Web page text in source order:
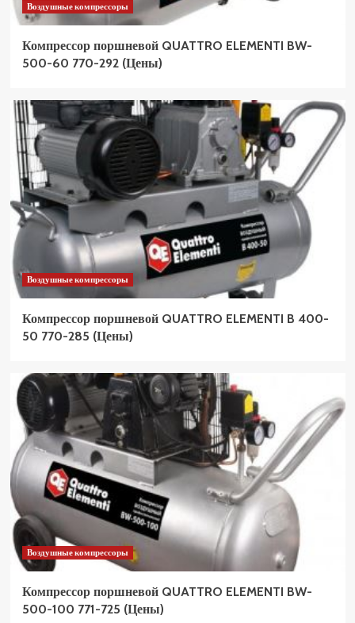
Воздушные компрессоры
Компрессор поршневой QUATTRO ELEMENTI BW-
500-60 770-292 (Цены)
Воздушные компрессоры
Компрессор поршневой QUATTRO ELEMENTI B 400-
50 770-285 (Цены)
Воздушные компрессоры
Компрессор поршневой QUATTRO ELEMENTI BW-
500-100 771-725 (Цены)